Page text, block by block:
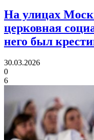
На улицах
церковная
него был
30.03.2026
0
6